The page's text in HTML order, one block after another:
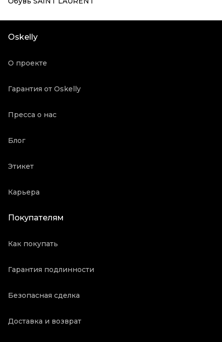
Oskelly
О проекте
Гарантия от Oskelly
Пресса о нас
Блог
Этикет
Карьера
Покупателям
Как покупать
Гарантия подлинности
Безопасная сделка
Доставка и возврат